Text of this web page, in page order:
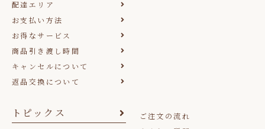
配達エリア
お支払い方法
お得なサービス
商品引き渡し時間
キャンセルについて
返品交換について
トピックス
ご注文の流れ